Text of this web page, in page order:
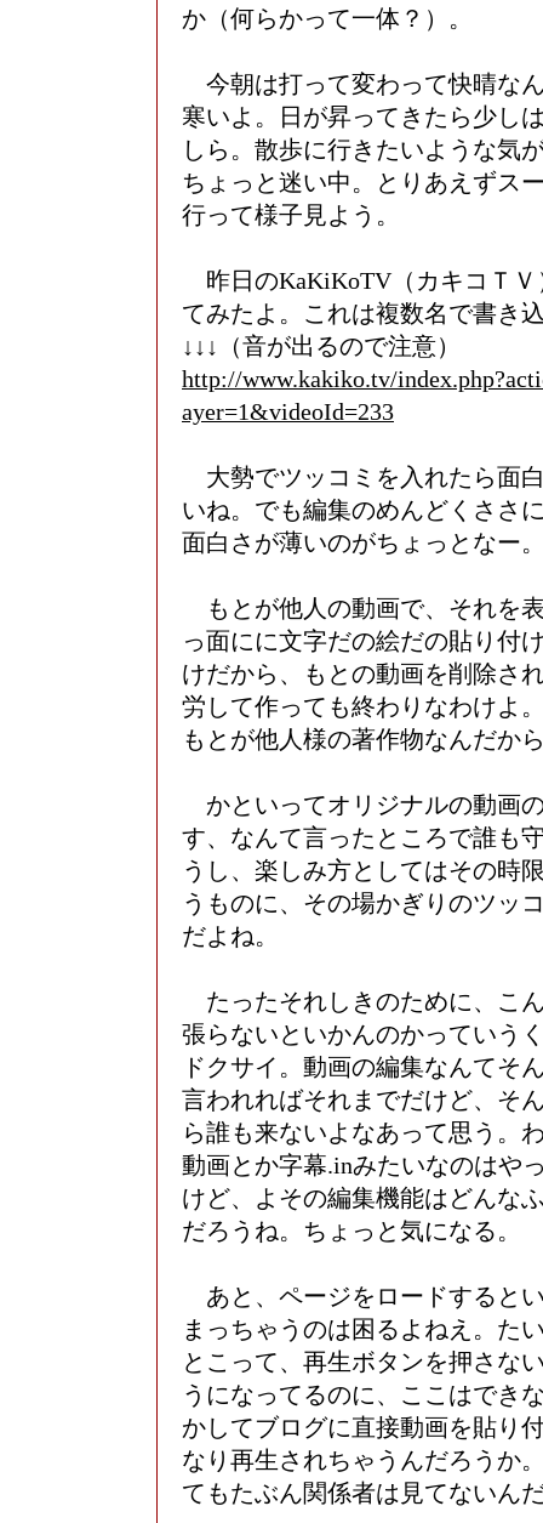
か（何らかって一体？）。
今朝は打って変わって快晴な
寒いよ。日が昇ってきたら少し
しら。散歩に行きたいような気
ちょっと迷い中。とりあえずス
行って様子見よう。
昨日のKaKiKoTV（カキコＴＶ
てみたよ。これは複数名で書き
↓↓↓（音が出るので注意）
http://www.kakiko.tv/
ayer=1&videoId=233
大勢でツッコミを入れたら面
いね。でも編集のめんどくささ
面白さが薄いのがちょっとなー
もとが他人の動画で、それを
っ面にに文字だの絵だの貼り付
けだから、もとの動画を削除さ
労して作っても終わりなわけよ
もとが他人様の著作物なんだか
かといってオリジナルの動画
す、なんて言ったところで誰も
うし、楽しみ方としてはその時
うものに、その場かぎりのツッ
だよね。
たったそれしきのために、こ
張らないといかんのかっていう
ドクサイ。動画の編集なんてそ
言われればそれまでだけど、そ
ら誰も来ないよなあって思う。
動画とか字幕.inみたいなのはや
けど、よその編集機能はどんな
だろうね。ちょっと気になる。
あと、ページをロードすると
まっちゃうのは困るよねえ。た
とこって、再生ボタンを押さな
うになってるのに、ここはでき
かしてブログに直接動画を貼り
なり再生されちゃうんだろうか
てもたぶん関係者は見てないん